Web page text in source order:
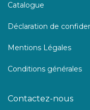
Catalogue
Déclaration de
Mentions Légales
Conditions générales
Contactez-nous